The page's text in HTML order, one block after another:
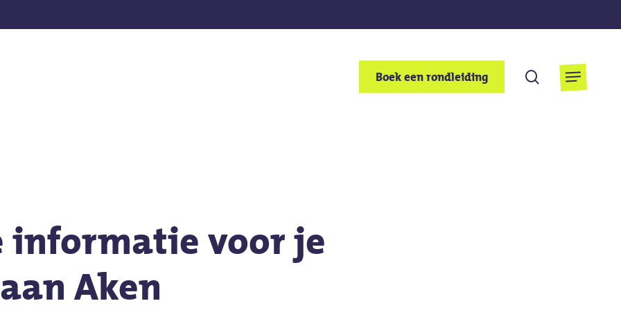
Boek een rondleiding Zoek
op
Menu
voor je
Aken